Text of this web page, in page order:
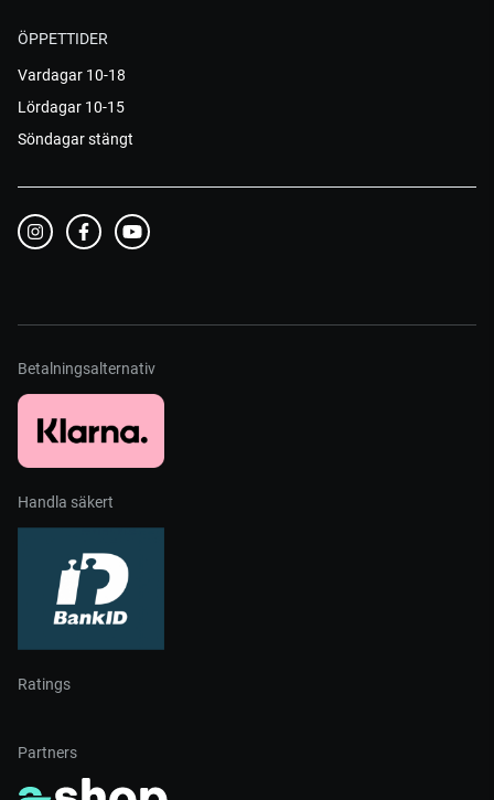
ÖPPETTIDER
Vardagar 10-18
Lördagar 10-15
Söndagar stängt
Betalningsalternativ
Handla säkert
Ratings
Partners